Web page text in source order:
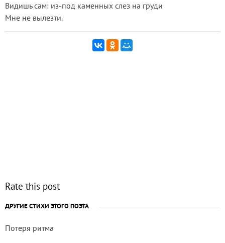
Видишь сам: из-под каменных слез на груди
Мне не вылезти.
Rate this post
ДРУГИЕ СТИХИ ЭТОГО ПОЭТА
Потеря ритма